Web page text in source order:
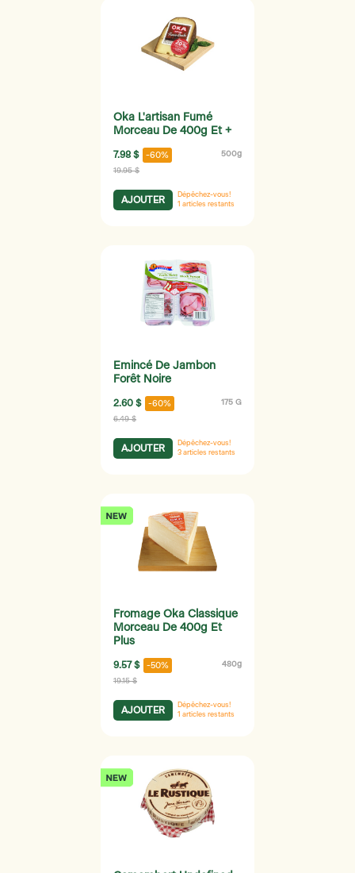
Oka L'artisan Fumé
Morceau De 400g Et +
7.98 $ -60% 500g
19.95 $
AJOUTER
Dépêchez-vous!
1 articles restants
Emincé De Jambon
Forêt Noire
2.60 $ -60% 175 G
6.49 $
AJOUTER
Dépêchez-vous!
3 articles restants
Fromage Oka Classique
Morceau De 400g Et
Plus
9.57 $ -50% 480g
19.15 $
AJOUTER
Dépêchez-vous!
1 articles restants